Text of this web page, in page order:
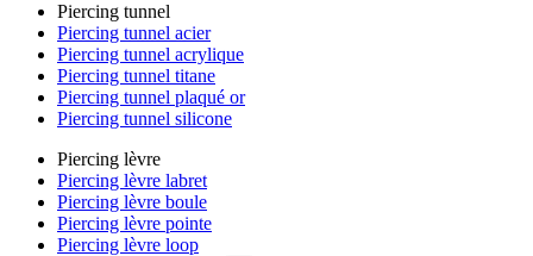
Piercing tunnel
Piercing tunnel acier
Piercing tunnel acrylique
Piercing tunnel titane
Piercing tunnel plaqué or
Piercing tunnel silicone
Piercing lèvre
Piercing lèvre labret
Piercing lèvre boule
Piercing lèvre pointe
Piercing lèvre loop